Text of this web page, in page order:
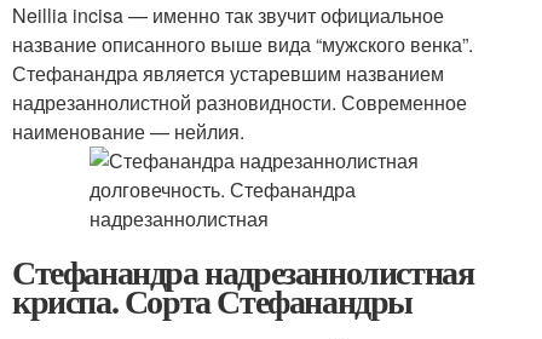
Neillia incisa — именно так звучит официальное
название описанного выше вида “мужского венка”.
Стефанандра является устаревшим названием
надрезаннолистной разновидности. Современное
наименование — нейлия.
Стефанандра надрезаннолистная
криспа. Сорта Стефанандры